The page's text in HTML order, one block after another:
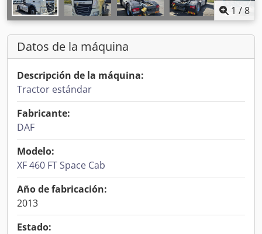
1 /8
Datos de la máquina
Descripción de la máquina:
Tractor estándar
Fabricante:
DAF
Modelo:
XF 460 FT Space Cab
Año de fabricación:
2013
Estado: